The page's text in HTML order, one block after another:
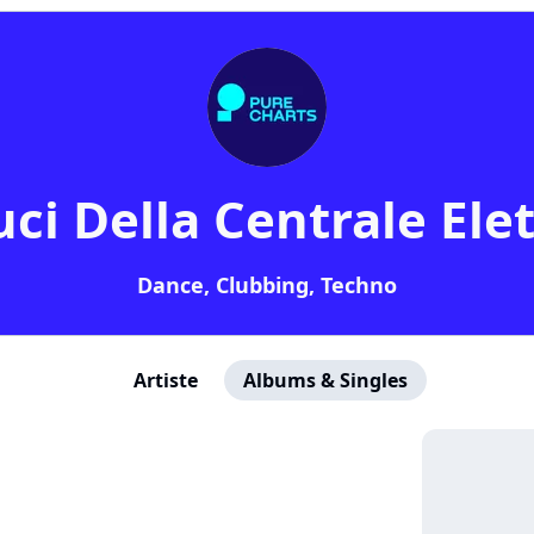
Della Centrale
Dance, Clubbing, Techno
Artiste Albums & Singles